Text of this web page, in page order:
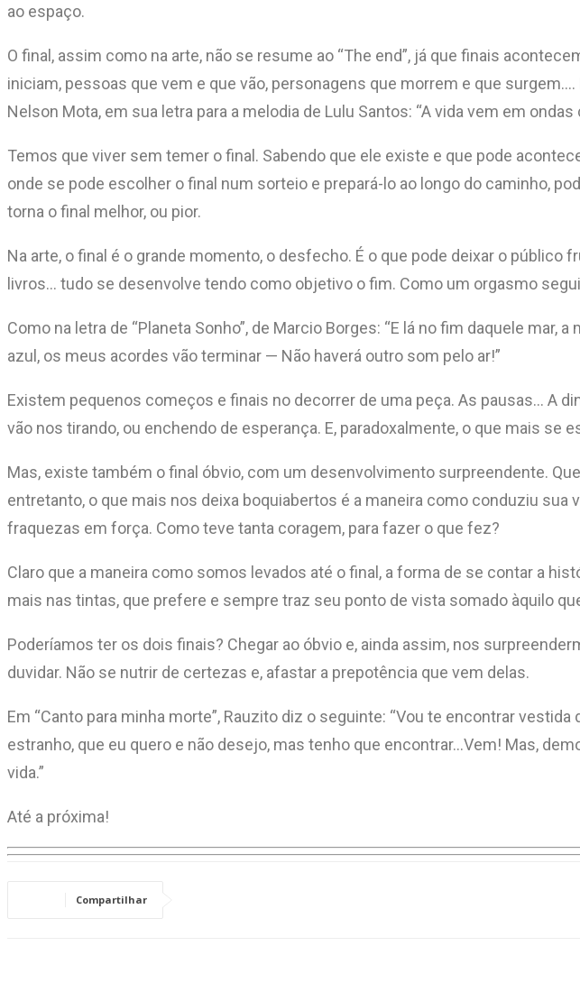
ao espaço.
O final, assim como na arte, não se resume ao “The end”, já que finais
iniciam, pessoas que vem e que vão, personagens que morrem e que
Nelson Mota, em sua letra para a melodia de Lulu Santos: “A vida vem em
Temos que viver sem temer o final. Sabendo que ele existe e que pode
onde se pode escolher o final num sorteio e prepará-lo ao longo do caminho,
torna o final melhor, ou pior.
Na arte, o final é o grande momento, o desfecho. É o que pode deixar o
livros… tudo se desenvolve tendo como objetivo o fim. Como um orgasmo
Como na letra de “Planeta Sonho”, de Marcio Borges: “E lá no fim daquele
azul, os meus acordes vão terminar — Não haverá outro som pelo ar!”
Existem pequenos começos e finais no decorrer de uma peça. As pausas… A
vão nos tirando, ou enchendo de esperança. E, paradoxalmente, o que mais se
Mas, existe também o final óbvio, com um desenvolvimento surpreendente.
entretanto, o que mais nos deixa boquiabertos é a maneira como conduziu
fraquezas em força. Como teve tanta coragem, para fazer o que fez?
Claro que a maneira como somos levados até o final, a forma de se contar a
mais nas tintas, que prefere e sempre traz seu ponto de vista somado àquilo
Poderíamos ter os dois finais? Chegar ao óbvio e, ainda assim, nos
duvidar. Não se nutrir de certezas e, afastar a prepotência que vem delas.
Em “Canto para minha morte”, Rauzito diz o seguinte: “Vou te encontrar
estranho, que eu quero e não desejo, mas tenho que encontrar…Vem! Mas,
vida.”
Até a próxima!
Compartilhar